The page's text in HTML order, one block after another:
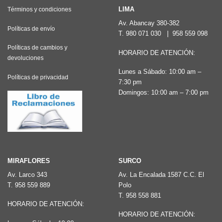
Términos y condiciones
Políticas de envío
Políticas de cambios y
devoluciones
Políticas de privacidad
LIMA
Av. Abancay 380-382
T. 980 071 030 958 559 098
HORARIO DE ATENCIÓN:
Lunes a Sábado: 10:00 am –
7:30 pm
Domingos: 10:00 am – 7:00 pm
MIRAFLORES
Av. Larco 343
T. 958 559 889
HORARIO DE ATENCIÓN:
SURCO
Av. La Encalada 1587 C.C. El
Polo
T. 958 558 881
HORARIO DE ATENCIÓN: